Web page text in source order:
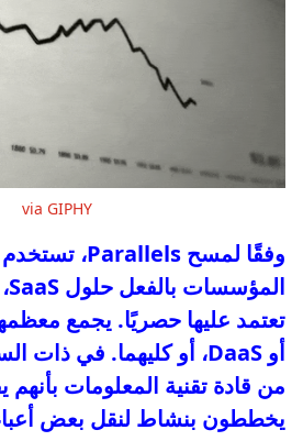
via GIPHY
من قادة تقنية المعلومات بأنهم
يخططون بنشاط لنقل بعض